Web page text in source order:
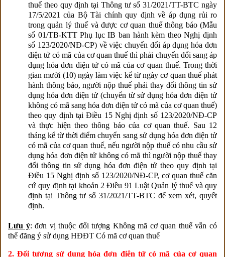
thuế theo quy định tại Thông tư số 31/2021/TT-BTC ngày
17/5/2021 của Bộ Tài chính quy định về áp dụng rủi ro
trong quản lý thuế và được cơ quan thuế thông báo (Mẫu
số 01/TB-KTT Phụ lục IB ban hành kèm theo Nghị định
số 123/2020/NĐ-CP) về việc chuyển đổi áp dụng hóa đơn
điện tử có mã của cơ quan thuế thì phải chuyển đổi sang áp
dụng hóa đơn điện tử có mã của cơ quan thuế. Trong thời
gian mười (10) ngày làm việc kể từ ngày cơ quan thuế phát
hành thông báo, người nộp thuế phải thay đổi thông tin sử
dụng hóa đơn điện tử (chuyển từ sử dụng hóa đơn điện tử
không có mã sang hóa đơn điện tử có mã của cơ quan thuế)
theo quy định tại Điều 15 Nghị định số 123/2020/NĐ-CP
và thực hiện theo thông báo của cơ quan thuế. Sau 12
tháng kể từ thời điểm chuyển sang sử dụng hóa đơn điện tử
có mã của cơ quan thuế, nếu người nộp thuế có nhu cầu sử
dụng hóa đơn điện tử không có mã thì người nộp thuế thay
đổi thông tin sử dụng hóa đơn điện tử theo quy định tại
Điều 15 Nghị định số 123/2020/NĐ-CP, cơ quan thuế căn
cứ quy định tại khoản 2 Điều 91 Luật Quản lý thuế và quy
định tại Thông tư số 31/2021/TT-BTC để xem xét, quyết
định.
Lưu ý: đơn vị thuộc đối tượng Không mã cơ quan thuế vẫn có
thể đăng ý sử dụng HĐĐT Có mã cơ quan thuế
2. Đối tượng sử dụng hóa đơn điện tử có mã của cơ quan